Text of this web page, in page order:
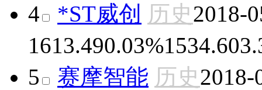
4
*ST威创 历史2018-
1613.490.03%1534.60
5
赛摩智能 历史2018-